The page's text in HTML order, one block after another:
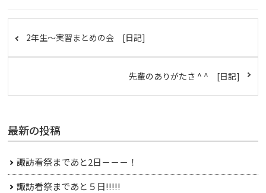
2年生～実習まとめの会 [日記]
先輩のありがたさ ^ ^ [日記]
最新の投稿
諏訪看祭まであと2日－－－！
諏訪看祭まであと５日!!!!!